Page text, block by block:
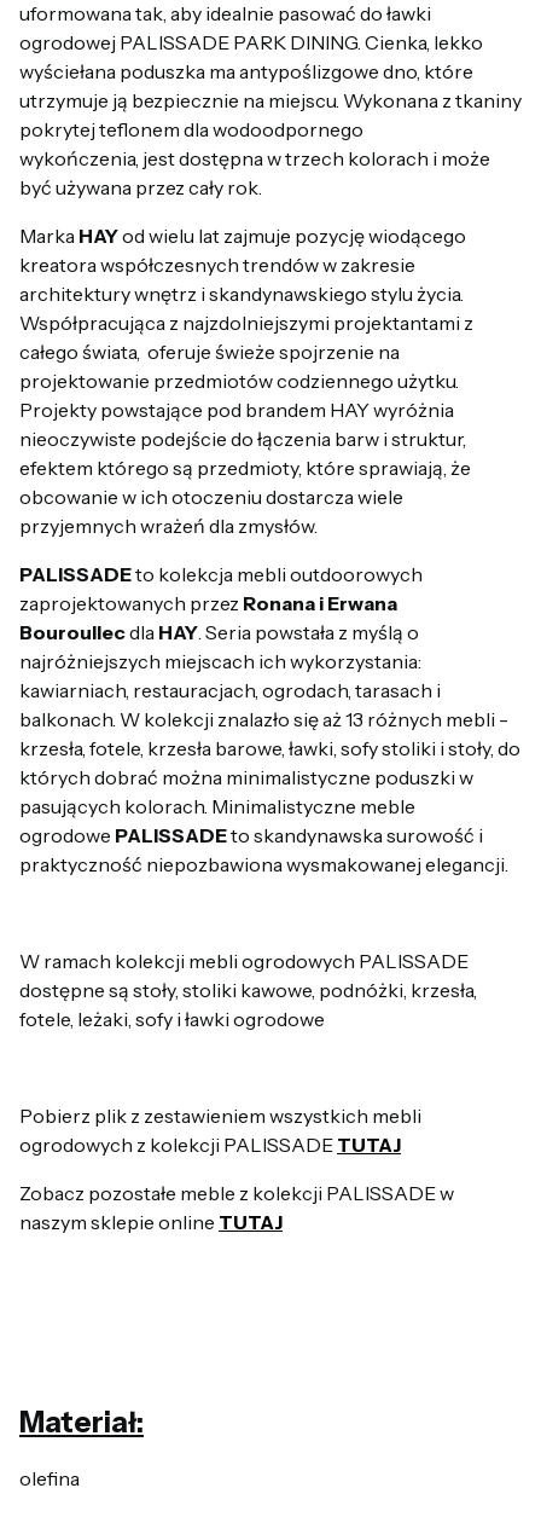
uformowana tak, aby idealnie pasować do ławki
ogrodowej PALISSADE PARK DINING. Cienka, lekko
wyściełana poduszka ma antypoślizgowe dno, które
utrzymuje ją bezpiecznie na miejscu. Wykonana z tkaniny
pokrytej teflonem dla wodoodpornego
wykończenia, jest dostępna w trzech kolorach i może
być używana przez cały rok.
Marka HAYod wielu lat zajmuje pozycję wiodącego
kreatora współczesnych trendów w zakresie
architektury wnętrz i skandynawskiego stylu życia.
Współpracująca z najzdolniejszymi projektantami z
całego świata, oferuje świeże spojrzenie na
projektowanie przedmiotów codziennego użytku.
Projekty powstające pod brandem HAY wyróżnia
nieoczywiste podejście do łączenia barw i struktur,
efektem którego są przedmioty, które sprawiają, że
obcowanie w ich otoczeniu dostarcza wiele
przyjemnych wrażeń dla zmysłów.
PALISSADEto kolekcja mebli outdoorowych
zaprojektowanych przez Ronana i Erwana
Bouroullecdla HAY. Seria powstała z myślą o
najróżniejszych miejscach ich wykorzystania:
kawiarniach, restauracjach, ogrodach, tarasach i
balkonach. W kolekcji znalazło się aż 13 różnych mebli -
krzesła, fotele, krzesła barowe, ławki, sofy stoliki i stoły, do
których dobrać można minimalistyczne poduszki w
pasujących kolorach. Minimalistyczne meble
ogrodowe PALISSADEto skandynawska surowość i
praktyczność niepozbawiona wysmakowanej elegancji.
W ramach kolekcji mebli ogrodowych PALISSADE
dostępne są stoły, stoliki kawowe, podnóżki, krzesła,
fotele, leżaki, sofy i ławki ogrodowe
Pobierz plik z zestawieniem wszystkich mebli
ogrodowych z kolekcji PALISSADE TUTAJ
Zobacz pozostałe meble z kolekcji PALISSADE w
naszym sklepie online TUTAJ
Materiał:
olefina